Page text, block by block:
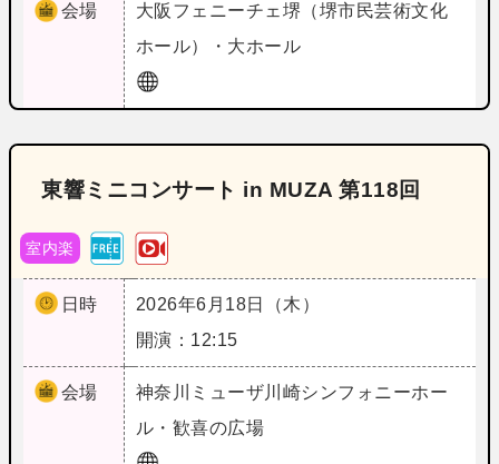
会場 大阪 フェニーチェ堺（堺市民芸術文化
ホール）・大ホール
東響ミニコンサート in MUZA 第118回
室内楽
日時
2026年6月18日（木）
開演：12:15
会場 神奈川
ミューザ川崎シンフォニーホー
ル・歓喜の広場